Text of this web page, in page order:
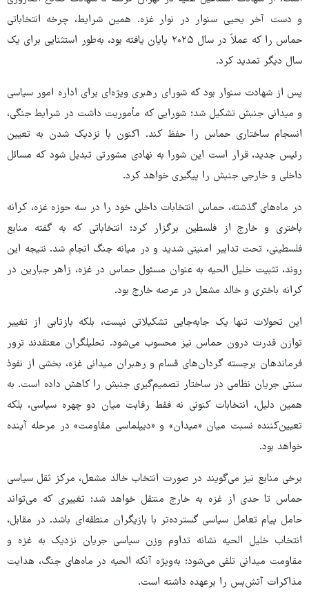
و دست آخر یحیی سنوار در نوار غزه. همین شرایط، چرخه انتخاباتی
حماس را که عملاً در سال ۲۰۲۵ پایان یافته بود، به‌طور استثنایی برای یک
سال دیگر تمدید کرد.
پس از شهادت سنوار بود که شورای رهبری ویژه‌ای برای اداره امور سیاسی
و میدانی جنبش تشکیل شد؛ شورایی که مأموریت داشت در شرایط جنگی،
انسجام ساختاری حماس را حفظ کند. اکنون با نزدیک شدن به تعیین
رئیس جدید، قرار است این شورا به نهادی مشورتی تبدیل شود که مسائل
داخلی و خارجی جنبش را پیگیری خواهد کرد.
در ماه‌های گذشته، حماس انتخابات داخلی خود را در سه حوزه غزه، کرانه
باختری و خارج از فلسطین برگزار کرد؛ انتخاباتی که به گفته منابع
فلسطینی، تحت تدابیر امنیتی شدید و در میانه جنگ انجام شد. نتیجه این
روند، تثبیت خلیل الحیه به عنوان مسئول حماس در غزه، زاهر جبارین در
کرانه باختری و خالد مشعل در عرصه خارج بود.
این تحولات تنها یک جابه‌جایی تشکیلاتی نیست، بلکه بازتابی از تغییر
توازن قدرت درون حماس نیز محسوب می‌شود. تحلیلگران معتقدند ترور
فرماندهان برجسته گردان‌های قسام و رهبران میدانی غزه، بخشی از نفوذ
سنتی جریان نظامی در ساختار تصمیم‌گیری جنبش را کاهش داده است. به
همین دلیل، انتخابات کنونی نه فقط رقابت میان دو چهره سیاسی، بلکه
تعیین‌کننده نسبت میان «میدان» و «دیپلماسی مقاومت» در مرحله آینده
خواهد بود.
برخی منابع نیز می‌گویند در صورت انتخاب خالد مشعل، مرکز ثقل سیاسی
حماس تا حدی از غزه به خارج منتقل خواهد شد؛ تغییری که می‌تواند
حامل پیام تعامل سیاسی گسترده‌تر با بازیگران منطقه‌ای باشد. در مقابل،
انتخاب خلیل الحیه نشانه تداوم وزن سیاسی جریان نزدیک به غزه و
مقاومت میدانی تلقی می‌شود؛ به‌ویژه آنکه الحیه در ماه‌های جنگ، هدایت
مذاکرات آتش‌بس را برعهده داشته است.